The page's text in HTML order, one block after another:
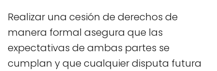
Realizar una cesión de derechos de
manera formal asegura que las
expectativas de ambas partes se
cumplan y que cualquier disputa futura